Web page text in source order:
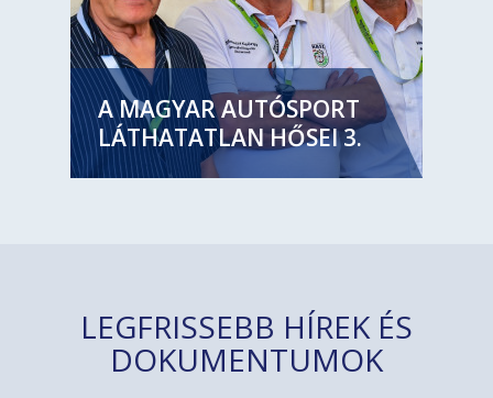
A MAGYAR AUTÓSPORT
LÁTHATATLAN HŐSEI 3.
LEGFRISSEBB HÍREK ÉS
DOKUMENTUMOK